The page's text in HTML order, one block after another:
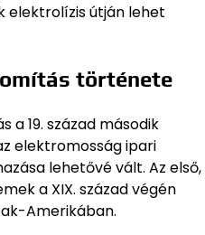
elektrolízis útján lehet
története
a 19. század második
elektromosság ipari
lehetővé vált. Az első,
a XIX. század végén
Amerikában.